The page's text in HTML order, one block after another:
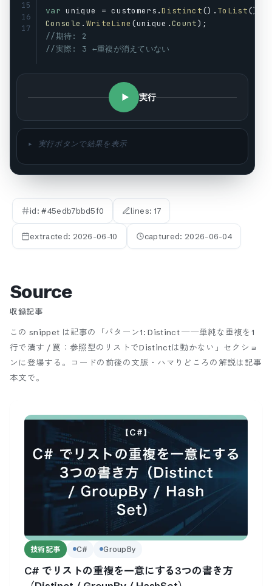
15
16
17
var unique = customers .Distinct(). ToList();
Console . WriteLine (unique .Count);
//期待: 2
//実際: 3 ←重複が消えていない
実行
▸ 実行ボタンで結果を表示
id: #45edb7bbd5f0 lines: 17
extracted: 2026-06-10 captured: 2026-06-04
Source
収録記事
この snippet は記事の「パターン1: Distinct ──単純な重複を1
行で潰す / 罠：参照型のリストでDistinctは動かない」セクショ
ンに登場する。
コードの前後の文脈・ハマりどころの解説は記事
本文で。
技術記事 C# GroupBy
C# でリストの重複を一意にする3つの書き方